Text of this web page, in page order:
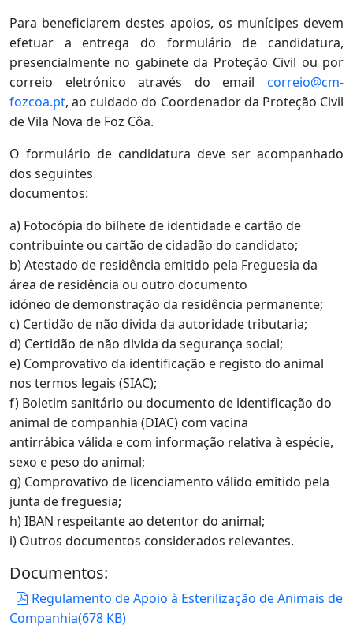
Para beneficiarem destes apoios, os munícipes devem
efetuar a entrega do formulário de candidatura,
presencialmente no gabinete da Proteção Civil ou por
correio eletrónico através do email correio@cm-
fozcoa.pt, ao cuidado do Coordenador da Proteção Civil
de Vila Nova de Foz Côa.
O formulário de candidatura deve ser acompanhado
dos seguintes
documentos:
a) Fotocópia do bilhete de identidade e cartão de
contribuinte ou cartão de cidadão do candidato;
b) Atestado de residência emitido pela Freguesia da
área de residência ou outro documento
idóneo de demonstração da residência permanente;
c) Certidão de não divida da autoridade tributaria;
d) Certidão de não divida da segurança social;
e) Comprovativo da identificação e registo do animal
nos termos legais (SIAC);
f) Boletim sanitário ou documento de identificação do
animal de companhia (DIAC) com vacina
antirrábica válida e com informação relativa à espécie,
sexo e peso do animal;
g) Comprovativo de licenciamento válido emitido pela
junta de freguesia;
h) IBAN respeitante ao detentor do animal;
i) Outros documentos considerados relevantes.
Documentos:
pdf
Regulamento de Apoio à Esterilização de Animais de
Companhia(678 KB)